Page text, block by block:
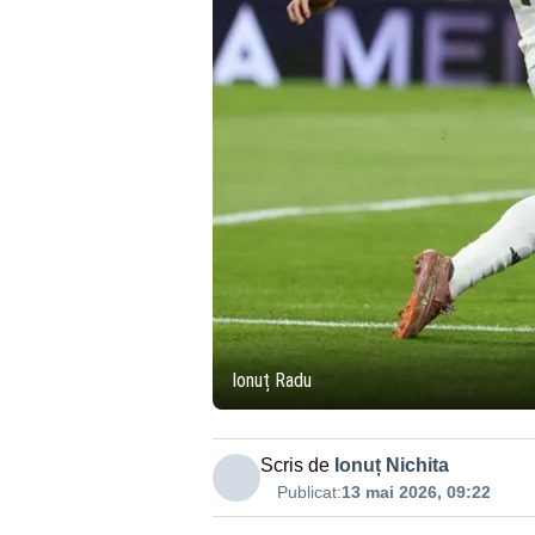
Ionuț Radu
Scris de Ionuț Nichita
Publicat:13 mai 2026, 09:22